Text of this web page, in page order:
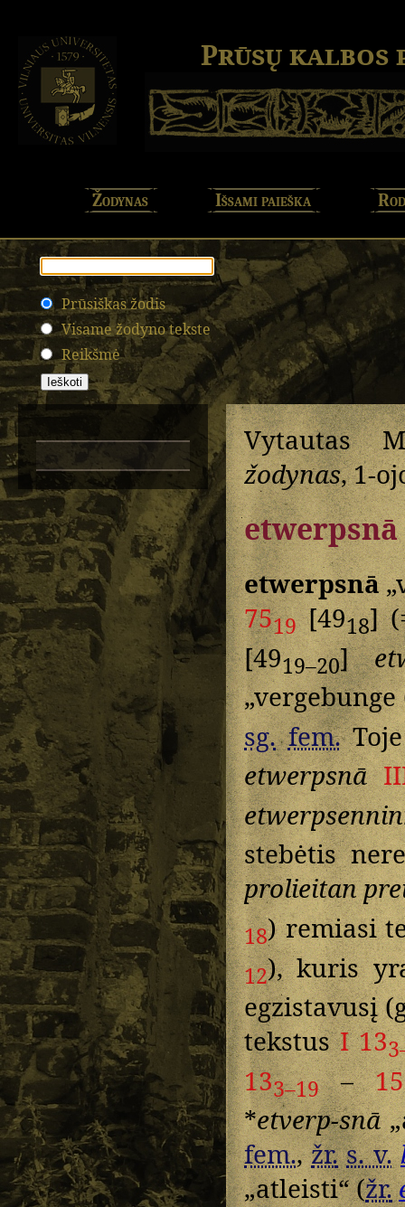
Prūsų kalbos
Žodynas Išsami paieška
Prūsiškas žodis
Visame žodyno tekste
Reikšmė
Vytautas
žodynas, 1-
etwerpsnā
etwerpsnā
7519[4918]
[4919–20]
sg. fem.
etwerpsnā
stebėtis
prolieitan
18) remiasi
12), kuris
egzistavusį
tekstusI 13
133–19–15
*etverp-snā
fem.,žr. s. v.
„atleisti“ (žr.